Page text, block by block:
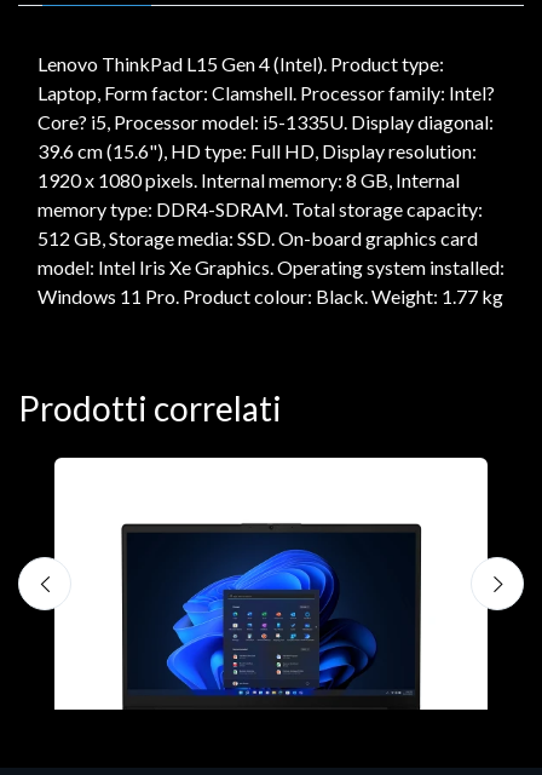
Lenovo ThinkPad L15 Gen 4 (Intel). Product type:
Laptop, Form factor: Clamshell. Processor family: Intel?
Core? i5, Processor model: i5-1335U. Display diagonal:
39.6 cm (15.6"), HD type: Full HD, Display resolution:
1920 x 1080 pixels. Internal memory: 8 GB, Internal
memory type: DDR4-SDRAM. Total storage capacity:
512 GB, Storage media: SSD. On-board graphics card
model: Intel Iris Xe Graphics. Operating system installed:
Windows 11 Pro. Product colour: Black. Weight: 1.77 kg
Prodotti correlati